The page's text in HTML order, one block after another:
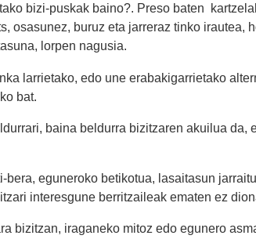
bizi-puskak baino?. Preso baten
osasunez, buruz eta jarreraz tinko irautea,
lorpen nagusia.
larrietako, edo une erabakigarrietako
bat.
baina beldurra bizitzaren akuilua da,
bera, eguneroko betikotua, lasaitasun
interesgune berritzaileak ematen ez
bizitzan, iraganeko mitoz edo egunero